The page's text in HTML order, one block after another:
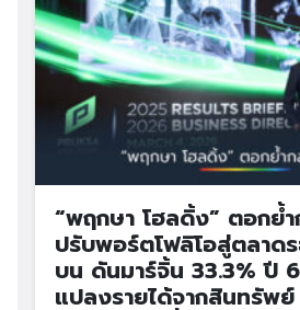
“พฤกษา โฮลดิ้ง” ตอกย้
ปรับพอร์ตโฟลิโอสู่ตลาด
บน ดันมาร์จิ้น 33.3% ปี
แปลงรายได้จากสินทรัพ